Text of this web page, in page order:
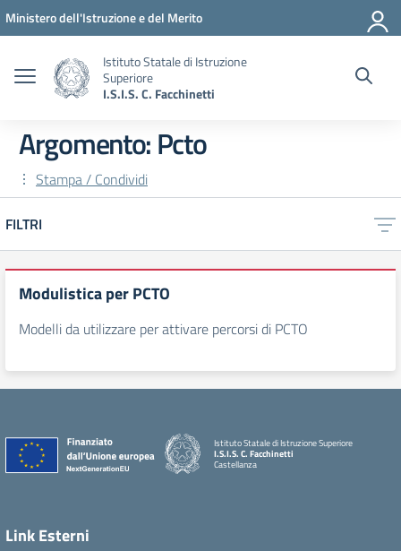
Vai ai contenuti
Vai al menu di navigazione
Vai al footer
Ministero dell'Istruzione e del Merito
Istituto Statale di Istruzione
Superiore
I.S.I.S. C. Facchinetti
Argomento: Pcto
Stampa / Condividi
FILTRI
Modulistica per PCTO
Modelli da utilizzare per attivare percorsi di PCTO
Istituto Statale di Istruzione Superiore
I.S.I.S. C. Facchinetti
Castellanza
Link Esterni